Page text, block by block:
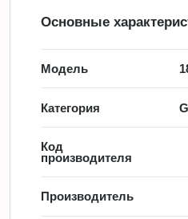
Основные
Модель
Категория
Код
производителя
Производитель